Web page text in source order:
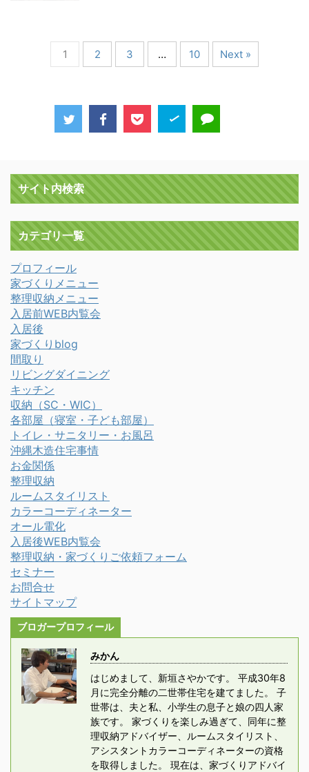
1 2 3 … 10 Next »
サイト内検索
カテゴリ一覧
プロフィール
家づくりメニュー
整理収納メニュー
入居前WEB内覧会
入居後
家づくりblog
間取り
リビングダイニング
キッチン
収納（SC・WIC）
各部屋（寝室・子ども部屋）
トイレ・サニタリー・お風呂
沖縄木造住宅事情
お金関係
整理収納
ルームスタイリスト
カラーコーディネーター
オール電化
入居後WEB内覧会
整理収納・家づくりご依頼フォーム
セミナー
お問合せ
サイトマップ
ブロガープロフィール
みかん
はじめまして、新垣さやかです。 平成30年8
月に完全分離の二世帯住宅を建てました。 子
世帯は、夫と私、小学生の息子と娘の四人家
族です。 家づくりを楽しみ過ぎて、同年に整
理収納アドバイザー、ルームスタイリスト、
アシスタントカラーコーディネーターの資格
を取得しました。 現在は、家づくりアドバイ